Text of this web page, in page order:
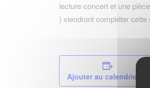
lecture concert et une
) viendront compléter cette
Ajouter au calendrier